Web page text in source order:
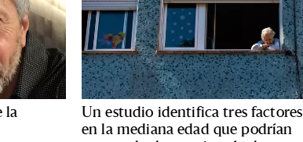
la
Un estudio identifica tres factores
en la mediana edad que podrían